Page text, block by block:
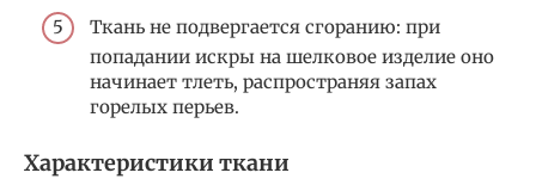
Ткань не подвергается сгоранию: при
попадании искры на шелковое изделие оно
начинает тлеть, распространяя запах
горелых перьев.
Характеристики ткани